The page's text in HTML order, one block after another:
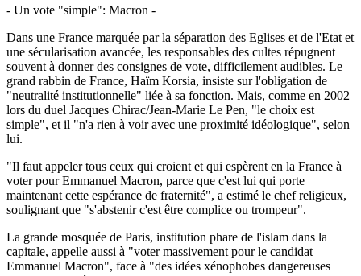
- Un vote "simple": Macron -
Dans une France marquée par la séparation des Eglises et de l'Etat et
une sécularisation avancée, les responsables des cultes répugnent
souvent à donner des consignes de vote, difficilement audibles. Le
grand rabbin de France, Haïm Korsia, insiste sur l'obligation de
"neutralité institutionnelle" liée à sa fonction. Mais, comme en 2002
lors du duel Jacques Chirac/Jean-Marie Le Pen, "le choix est
simple", et il "n'a rien à voir avec une proximité idéologique", selon
lui.
"Il faut appeler tous ceux qui croient et qui espèrent en la France à
voter pour Emmanuel Macron, parce que c'est lui qui porte
maintenant cette espérance de fraternité", a estimé le chef religieux,
soulignant que "s'abstenir c'est être complice ou trompeur".
La grande mosquée de Paris, institution phare de l'islam dans la
capitale, appelle aussi à "voter massivement pour le candidat
Emmanuel Macron", face à "des idées xénophobes dangereuses